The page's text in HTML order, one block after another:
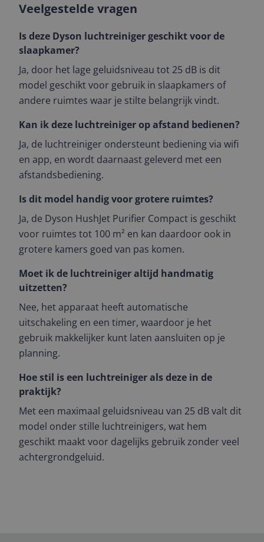
Veelgestelde vragen
Is deze Dyson luchtreiniger geschikt voor de
slaapkamer?
Ja, door het lage geluidsniveau tot 25 dB is dit
model geschikt voor gebruik in slaapkamers of
andere ruimtes waar je stilte belangrijk vindt.
Kan ik deze luchtreiniger op afstand bedienen?
Ja, de luchtreiniger ondersteunt bediening via wifi
en app, en wordt daarnaast geleverd met een
afstandsbediening.
Is dit model handig voor grotere ruimtes?
Ja, de Dyson HushJet Purifier Compact is geschikt
voor ruimtes tot 100 m² en kan daardoor ook in
grotere kamers goed van pas komen.
Moet ik de luchtreiniger altijd handmatig
uitzetten?
Nee, het apparaat heeft automatische
uitschakeling en een timer, waardoor je het
gebruik makkelijker kunt laten aansluiten op je
planning.
Hoe stil is een luchtreiniger als deze in de
praktijk?
Met een maximaal geluidsniveau van 25 dB valt dit
model onder stille luchtreinigers, wat hem
geschikt maakt voor dagelijks gebruik zonder veel
achtergrondgeluid.